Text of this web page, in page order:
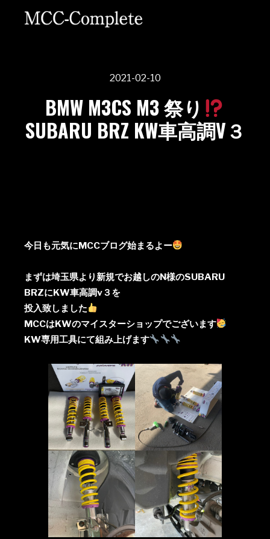
2021-02-10
BMW M3CS M3 祭り
SUBARU BRZ KW車高調V３
今日も元気にMCCブログ始まるよー
まずは埼玉県より新規でお越しのN様のSUBARU
BRZにKW車高調v３を
投入致しました
MCCはKWのマイスターショップでございます
KW専用工具にて組み上げます